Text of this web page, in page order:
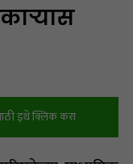
इथे क्लिक करा